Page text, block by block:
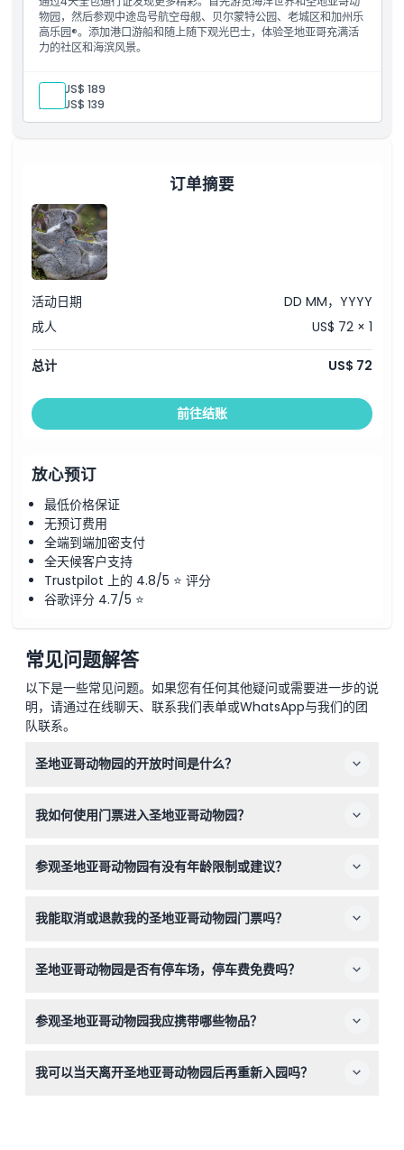
物园，然后参观中途岛号航空母舰、贝尔蒙特公园、老城区和加州乐
高乐园®。添加港口游船和随上随下观光巴士，体验圣地亚哥充满活
力的社区和海滨风景。
成人: US$ 189
儿童: US$ 139
订单摘要
活动日期
DD MM，YYYY
成人
US$ 72 × 1
总计 US$ 72
前往结账
放心预订
最低价格保证
无预订费用
全端到端加密支付
全天候客户支持
Trustpilot 上的 4.8/5 ⭐ 评分
谷歌评分 4.7/5 ⭐
常见问题解答
以下是一些常见问题。如果您有任何其他疑问或需要进一步的说
明，请通过在线聊天、联系我们表单或WhatsApp与我们的团
队联系。
圣地亚哥动物园的开放时间是什么？
些季节会延长开放时间（可能会有变动——请在预订时确
我如何使用门票进入圣地亚哥动物园？
开放时间内任何时候均有效。
参观圣地亚哥动物园有没有年龄限制或建议？
以下儿童必须由付费成人陪同。
我能取消或退款我的圣地亚哥动物园门票吗？
预订的日期和时间前往。
圣地亚哥动物园是否有停车场，停车费免费吗？
支付停车费用。
参观圣地亚哥动物园我应携带哪些物品？
的智能手机。参观期间可使用存储区存放物品。
我可以当天离开圣地亚哥动物园后再重新入园吗？